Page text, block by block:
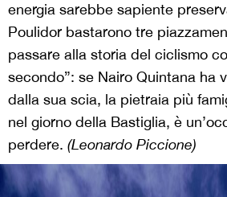
energia sarebbe sapiente
Poulidor bastarono tre
passare alla storia del ciclismo
secondo”: se Nairo Quintana ha
dalla sua scia, la pietraia più
nel giorno della Bastiglia, è
perdere. (Leonardo Piccione)